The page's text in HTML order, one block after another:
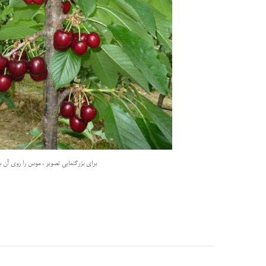
برای بزرگنمایی تصویر ، موس را روی آن